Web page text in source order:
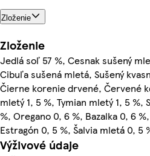
Zloženie
Zloženie
Jedlá soľ 57 %, Cesnak sušený
Cibuľa sušená mletá, Sušený
Čierne korenie drvené, Červené
mletý 1, 5 %, Tymian mletý 1, 5 %,
%, Oregano 0, 6 %, Bazalka 0, 6
Estragón 0, 5 %, Šalvia mletá 0, 5
Výživové údaje